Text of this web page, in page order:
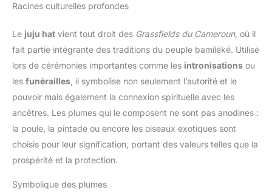
Racines culturelles profondes
Le juju hat vient tout droit des Grassfields du Cameroun, où il
fait partie intégrante des traditions du peuple bamiléké. Utilisé
lors de cérémonies importantes comme les intronisations ou
les funérailles , il symbolise non seulement l’autorité et le
pouvoir mais également la connexion spirituelle avec les
ancêtres. Les plumes qui le composent ne sont pas anodines :
la poule, la pintade ou encore les oiseaux exotiques sont
choisis pour leur signification, portant des valeurs telles que la
prospérité et la protection.
Symbolique des plumes